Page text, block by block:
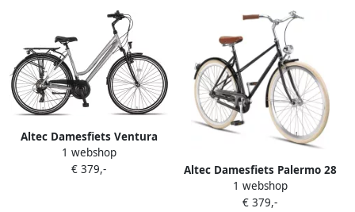
Altec Damesfiets Ventura
Trekking 28 Inch 50 cm
Dames 21V V-Brakes Zilver
1 webshop
€ 379,-
Altec Damesfiets Palermo 28
Inch 52 cm Dames
Terugtraprem Grijsgroen
1 webshop
€ 379,-